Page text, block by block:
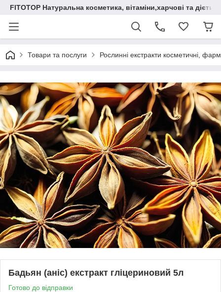
FITOTOP Натуральна косметика, вітаміни,харчові та
Товари та послуги Рослинні екстракти косметичні,
Бадьян (аніс) екстракт гліцериновий 5л
Готово до відправки